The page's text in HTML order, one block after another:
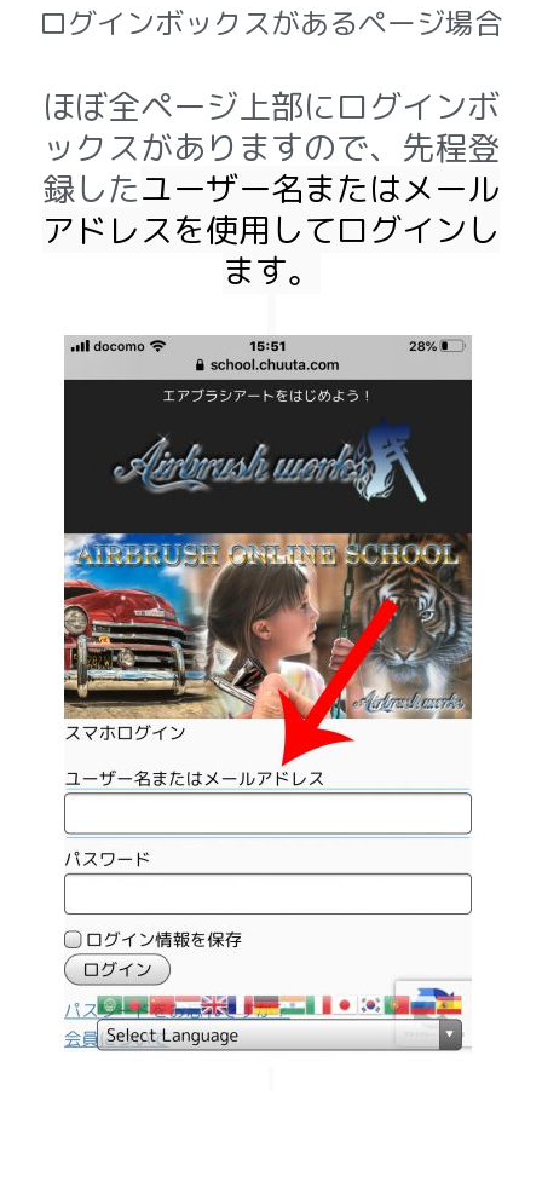
ログインボックスがあるページ場合
ほぼ全ページ上部にログインボ
ックスがありますので、 先程登
録したユーザー名またはメール
アドレスを使用してログインし
ます。